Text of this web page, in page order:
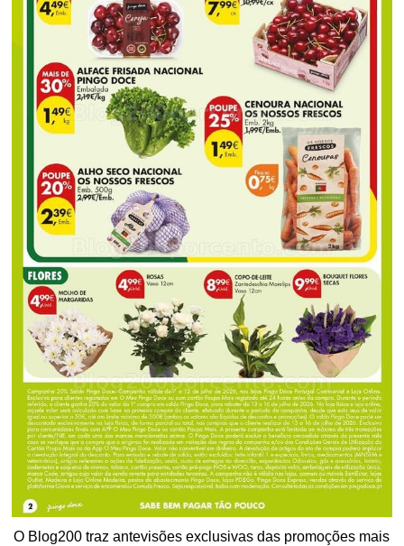
O Blog200 traz antevisões exclusivas das promoções mais